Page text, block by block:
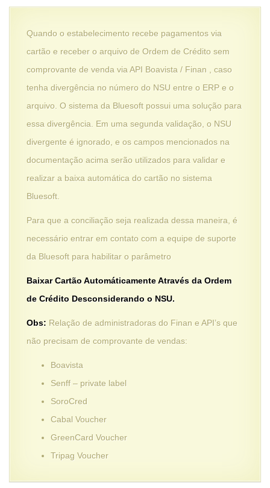
Quando o estabelecimento recebe pagamentos via
cartão e receber o arquivo de Ordem de Crédito sem
comprovante de venda via API Boavista / Finan , caso
tenha divergência no número do NSU entre o ERP e o
arquivo. O sistema da Bluesoft possui uma solução para
essa divergência. Em uma segunda validação, o NSU
divergente é ignorado, e os campos mencionados na
documentação acima serão utilizados para validar e
realizar a baixa automática do cartão no sistema
Bluesoft.
Para que a conciliação seja realizada dessa maneira, é
necessário entrar em contato com a equipe de suporte
da Bluesoft para habilitar o parâmetro
Baixar Cartão Automáticamente Através da Ordem
de Crédito Desconsiderando o NSU.
Obs: Relação de administradoras do Finan e API’s que
não precisam de comprovante de vendas:
Boavista
Senff – private label
SoroCred
Cabal Voucher
GreenCard Voucher
Tripag Voucher